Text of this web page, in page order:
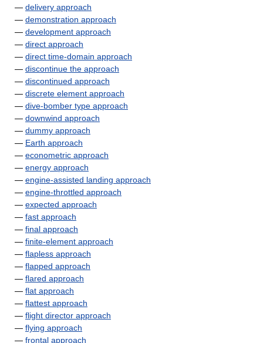
— delivery approach
— demonstration approach
— development approach
— direct approach
— direct time-domain approach
— discontinue the approach
— discontinued approach
— discrete element approach
— dive-bomber type approach
— downwind approach
— dummy approach
— Earth approach
— econometric approach
— energy approach
— engine-assisted landing approach
— engine-throttled approach
— expected approach
— fast approach
— final approach
— finite-element approach
— flapless approach
— flapped approach
— flared approach
— flat approach
— flattest approach
— flight director approach
— flying approach
— frontal approach